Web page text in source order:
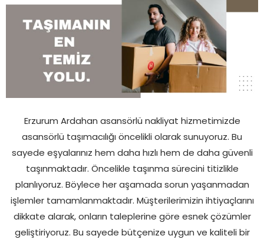
Erzurum Ardahan asansörlü nakliyat hizmetimizde
asansörlü taşımacılığı öncelikli olarak sunuyoruz. Bu
sayede eşyalarınız hem daha hızlı hem de daha güvenli
taşınmaktadır. Öncelikle taşınma sürecini titizlikle
planlıyoruz. Böylece her aşamada sorun yaşanmadan
işlemler tamamlanmaktadır. Müşterilerimizin ihtiyaçlarını
dikkate alarak, onların taleplerine göre esnek çözümler
geliştiriyoruz. Bu sayede bütçenize uygun ve kaliteli bir